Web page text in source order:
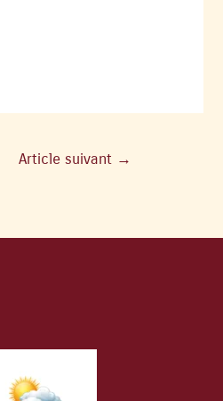
Article suivant →